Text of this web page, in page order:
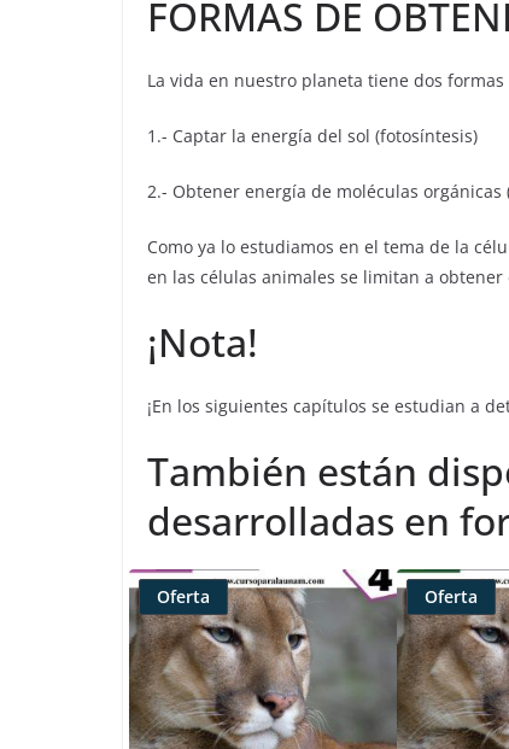
FORMAS DE
La vida en nuestro planeta tiene dos
1.- Captar la energía del sol (fotosíntesis)
2.- Obtener energía de moléculas
Como ya lo estudiamos en el tema de la
en las células animales se limitan a
¡Nota!
¡En los siguientes capítulos se estudian a
También están
desarrolladas en
Oferta
Producto
rebajado
Oferta